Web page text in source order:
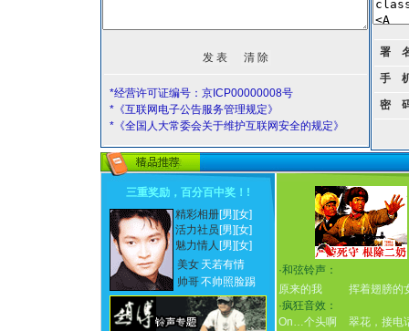
*经营许可证编号：京ICP00000008号
*《互联网电子公告服务管理规定》
*《全国人大常委会关于维护互联网安全的规定》
署
手
密
三重奖励，百分百中奖！ !
精彩相册[男] [女]
活力社员 [男] [女]
魅力情人 [男] [女]
美女 天若有情
帅哥不帅照脸踢
·和弦铃声：
原来的我
挥着翅膀的
·疯狂音效：
On…个头啊
翠花，接